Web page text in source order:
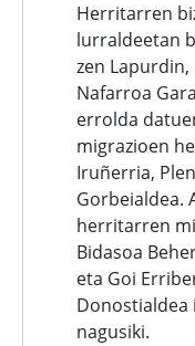
Herritarren
lurraldeetan
zen
Nafarroa
errolda
migrazioen
Iruñerria,
Gorbeialdea.
herritarren
Bidasoa
eta Goi
Donostialdea
nagusiki.